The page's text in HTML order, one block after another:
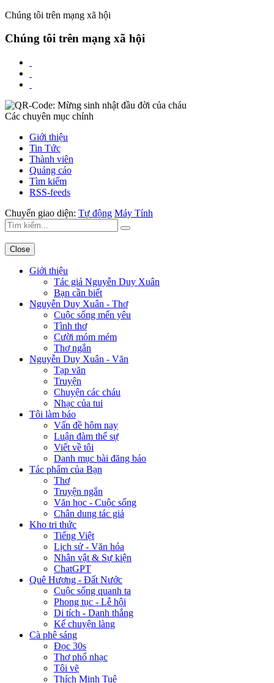
Chúng tôi trên mạng xã hội
Chúng tôi trên mạng xã hội
Các chuyên mục chính
Giới thiệu
Tin Tức
Thành viên
Quảng cáo
Tìm kiếm
RSS-feeds
Chuyển giao diện: Tự động Máy Tính
Close
Giới thiệu
Tác giả Nguyễn Duy Xuân
Bạn cần biết
Nguyễn Duy Xuân - Thơ
Cuộc sống mến yêu
Tình thơ
Cười móm mém
Thơ ngắn
Nguyễn Duy Xuân - Văn
Tạp văn
Truyện
Chuyện các cháu
Nhạc của tui
Tôi làm báo
Vấn đề hôm nay
Luận đàm thế sự
Viết về tôi
Danh mục bài đăng báo
Tác phẩm của Bạn
Thơ
Truyện ngắn
Văn học - Cuộc sống
Chân dung tác giả
Kho tri thức
Tiếng Việt
Lịch sử - Văn hóa
Nhân vật & Sự kiện
ChatGPT
Quê Hương - Đất Nước
Cuộc sống quanh ta
Phong tục - Lễ hội
Di tích - Danh thắng
Kể chuyện làng
Cà phê sáng
Đọc 30s
Thơ phổ nhạc
Tôi vẽ
Thích Minh Tuệ